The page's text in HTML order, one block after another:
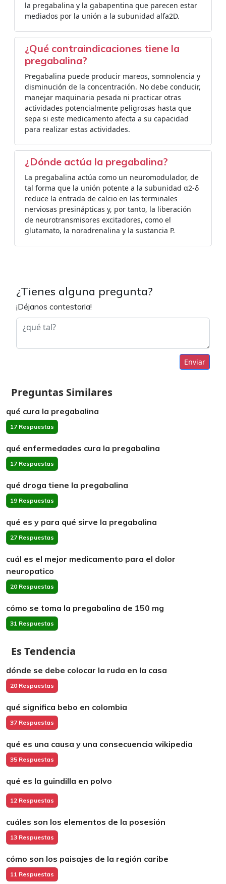
la pregabalina y la gabapentina que parecen estar
mediados por la unión a la subunidad alfa2D.
¿Qué contraindicaciones tiene la
pregabalina?
Pregabalina puede producir mareos, somnolencia y
disminución de la concentración. No debe conducir,
manejar maquinaria pesada ni practicar otras
actividades potencialmente peligrosas hasta que
sepa si este medicamento afecta a su capacidad
para realizar estas actividades.
¿Dónde actúa la pregabalina?
La pregabalina actúa como un neuromodulador, de
tal forma que la unión potente a la subunidad α2-δ
reduce la entrada de calcio en las terminales
nerviosas presinápticas y, por tanto, la liberación
de neurotransmisores excitadores, como el
glutamato, la noradrenalina y la sustancia P.
¿Tienes alguna pregunta?
¡Déjanos contestarla!
Enviar
Preguntas Similares
qué cura la pregabalina
17 Respuestas
qué enfermedades cura la pregabalina
17 Respuestas
qué droga tiene la pregabalina
19 Respuestas
qué es y para qué sirve la pregabalina
27 Respuestas
cuál es el mejor medicamento para el dolor
neuropatico
20 Respuestas
cómo se toma la pregabalina de 150 mg
31 Respuestas
Es Tendencia
dónde se debe colocar la ruda en la casa
20 Respuestas
qué significa bebo en colombia
37 Respuestas
qué es una causa y una consecuencia wikipedia
35 Respuestas
qué es la guindilla en polvo
12 Respuestas
cuáles son los elementos de la posesión
13 Respuestas
cómo son los paisajes de la región caribe
11 Respuestas